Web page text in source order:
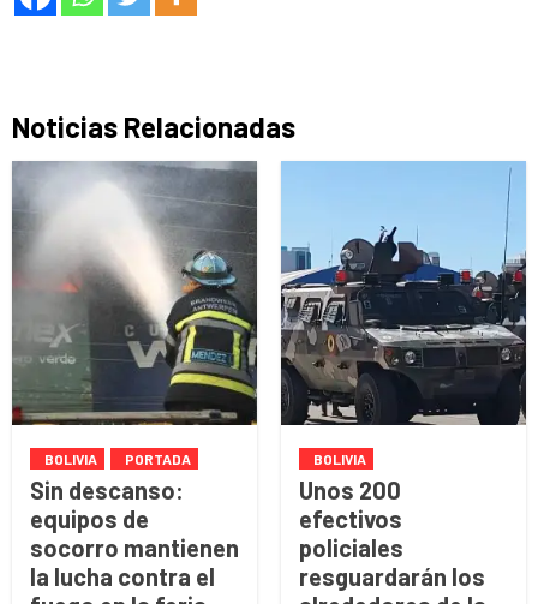
Noticias Relacionadas
BOLIVIA PORTADA
Sin descanso:
equipos de
socorro mantienen
la lucha contra el
BOLIVIA
Unos 200
efectivos
policiales
resguardarán los